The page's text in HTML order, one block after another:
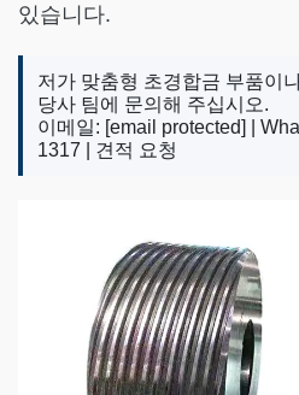
있습니다.
저가 맞춤형 초경합금 부품이
당사 팀에 문의해 주십시오.
이메일: [email protected]
|
1317 | 견적 요청